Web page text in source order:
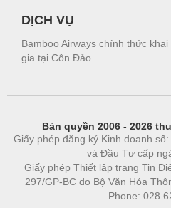
DỊCH VỤ
Bamboo Airways chính thức
gia tại Côn Đảo
Bản quyền 2006 - 2026
Giấy phép đăng ký Kinh doanh
và Đầu Tư cấp
Giấy phép Thiết lập trang Tin
297/GP-BC do Bộ Văn Hóa
Phone: